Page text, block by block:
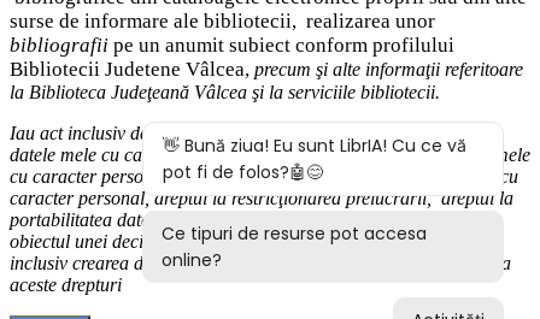
surse de informare ale bibliotecii, realizarea unor
bibliografii pe un anumit subiect conform profilului
Bibliotecii Judetene Vâlcea, precum şi alte informaţii referitoare
la Biblioteca Judeţeană Vâlcea şi la serviciile bibliotecii.
Iau act inclusiv de drepturile pe care le am (
datele mele cu caracter personal, dreptul la rectificarea datelor mele
cu caracter personal inexacte, dreptul la ştergere
mele cu
caracter personal, dreptul la restricţionarea prelucrării, dreptul la
portabilitatea datelor
obiectul unei decizii bazate exclusiv pe prelucrarea autom
inclusiv crearea de profiluri) şi modalităţile în care-mi pot exercita
aceste drepturi